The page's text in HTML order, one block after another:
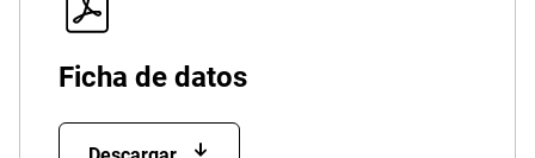
Ficha de datos